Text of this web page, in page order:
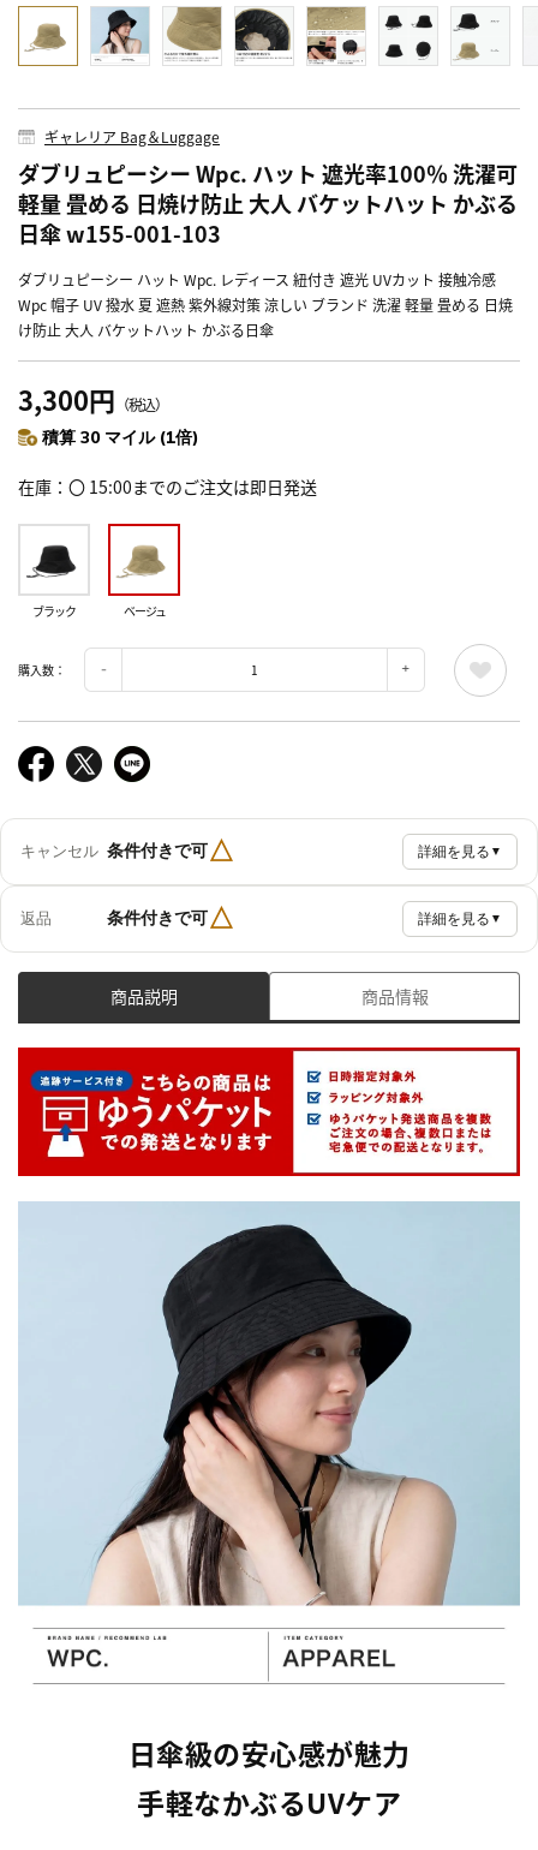
ギャレリア Bag＆Luggage
ダブリュピーシー Wpc. ハット 遮光率100％ 洗濯可
軽量 畳める 日焼け防止 大人 バケットハット かぶる
日傘 w155-001-103
ダブリュピーシー ハット Wpc. レディース 紐付き 遮光 UVカット 接触冷感
Wpc 帽子 UV 撥水 夏 遮熱 紫外線対策 涼しい ブランド 洗濯 軽量 畳める 日焼
け防止 大人 バケットハット かぶる日傘
3,300円 （税込）
積算 30 マイル (1倍)
在庫 〇 15:00までのご注文は即日発送
ブラック ベージュ
購入数：
キャンセル 条件付きで可△ 詳細を見る ▼
返品 条件付きで可△ 詳細を見る ▼
商品説明 商品情報
日傘級の安心感が魅力
手軽なかぶるUVケア